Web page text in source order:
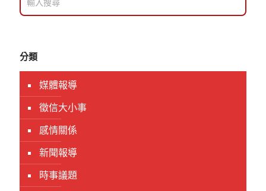
分類
媒體報導
徵信大小事
感情關係
新聞報導
時事議題